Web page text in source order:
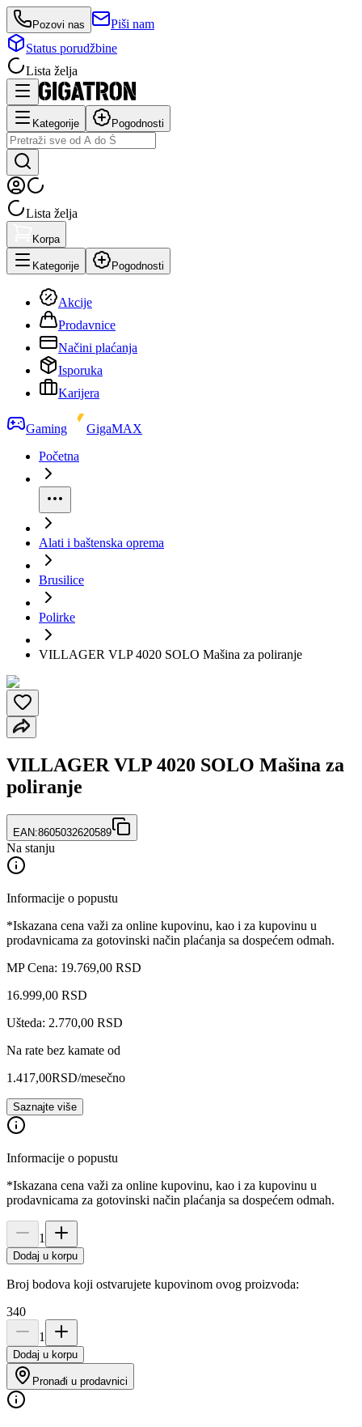
Pozovi nas
Piši nam
Status porudžbine
Lista želja
Kategorije Pogodnosti
Lista želja
Korpa
Kategorije Pogodnosti
Akcije
Prodavnice
Načini plaćanja
Isporuka
Karijera
Gaming
GigaMAX
Početna
Alati i baštenska oprema
Brusilice
Polirke
VILLAGER VLP 4020 SOLO Mašina za poliranje
VILLAGER VLP 4020 SOLO Mašina za
poliranje
EAN:8605032620589
Na stanju
Informacije o popustu
*Iskazana cena važi za online kupovinu, kao i za kupovinu u
prodavnicama za gotovinski način plaćanja sa dospećem odmah.
MP Cena: 19.769,00 RSD
16.999,00 RSD
Ušteda: 2.770,00 RSD
Na rate bez kamate od
1.417,00RSD/mesečno
Saznajte više
Informacije o popustu
*Iskazana cena važi za online kupovinu, kao i za kupovinu u
prodavnicama za gotovinski način plaćanja sa dospećem odmah.
1
Dodaj u korpu
Broj bodova koji ostvarujete kupovinom ovog proizvoda:
340
1
Dodaj u korpu
Pronađi u prodavnici